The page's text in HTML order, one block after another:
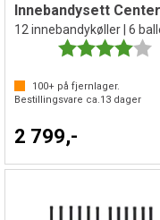
Karakter:
100+ på fjernlager.
Bestillingsvare ca.13 dager
2 799,-